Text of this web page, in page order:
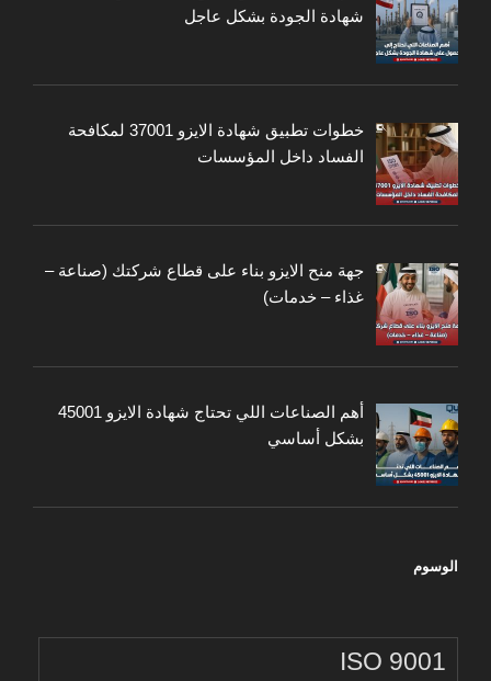
شهادة الجودة بشكل عاجل
خطوات تطبيق شهادة الايزو 37001 لمكافحة
الفساد داخل المؤسسات
جهة منح الايزو بناء على قطاع شركتك (صناعة –
غذاء – خدمات)
أهم الصناعات اللي تحتاج شهادة الايزو 45001
بشكل أساسي
الوسوم
ISO 9001